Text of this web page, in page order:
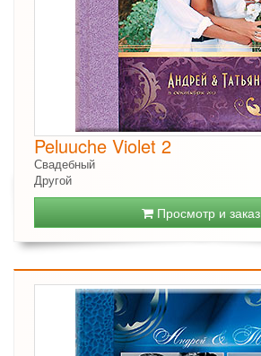
Peluuche Violet 2
Свадебный
Другой
Просмотр и заказ